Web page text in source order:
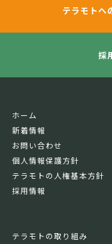
テラモトへ
採
ホーム
新着情報
お問い合わせ
個人情報保護方針
テラモトの人権基本方針
採用情報
テラモトの取り組み